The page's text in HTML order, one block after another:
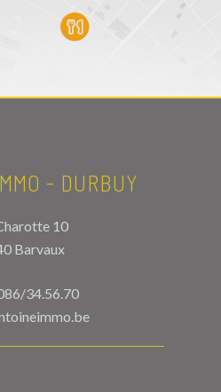
- DURBUY
10
Barvaux
34.56.70